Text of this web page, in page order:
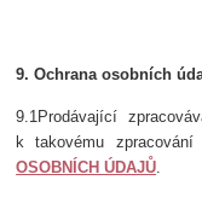
9. Ochrana osobních
9.1 Prodávající
k takovému
OSOBNÍCH ÚDAJŮ